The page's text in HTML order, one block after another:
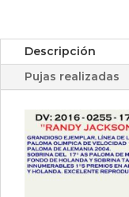
Descripción
Pujas realizadas